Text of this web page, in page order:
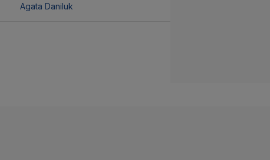
Agata Daniluk